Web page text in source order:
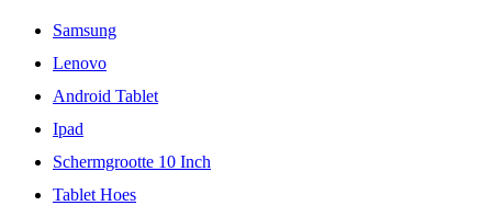
Samsung
Lenovo
Android Tablet
Ipad
Schermgrootte 10 Inch
Tablet Hoes